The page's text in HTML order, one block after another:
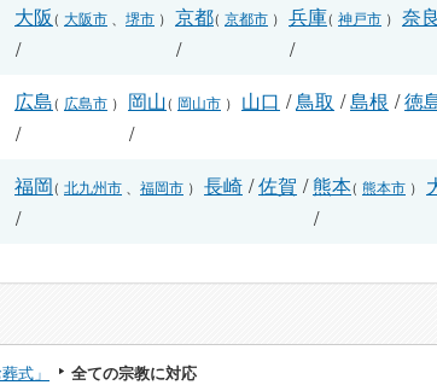
大阪（ 大阪市 堺市 ）
/
京都（ 京都市 ）
/
兵庫（ 神戸市 ）
/
奈良
広島（ 広島市 ）
/
岡山（ 岡山市 ）
/
山口 /鳥取 /島根 /徳
福岡（ 北九州市 福岡市 ）
/
長崎 /佐賀 /熊本（ 熊本市 ）
/
式」 全ての宗教に対応